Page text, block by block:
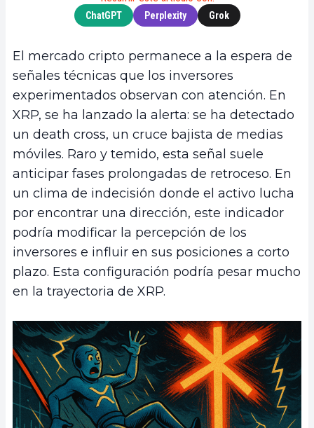
ChatGPT Perplexity Grok
El mercado cripto permanece a la espera de
señales técnicas que los inversores
experimentados observan con atención. En
XRP, se ha lanzado la alerta: se ha detectado
un death cross, un cruce bajista de medias
móviles. Raro y temido, esta señal suele
anticipar fases prolongadas de retroceso. En
un clima de indecisión donde el activo lucha
por encontrar una dirección, este indicador
podría modificar la percepción de los
inversores e influir en sus posiciones a corto
plazo. Esta configuración podría pesar mucho
en la trayectoria de XRP.